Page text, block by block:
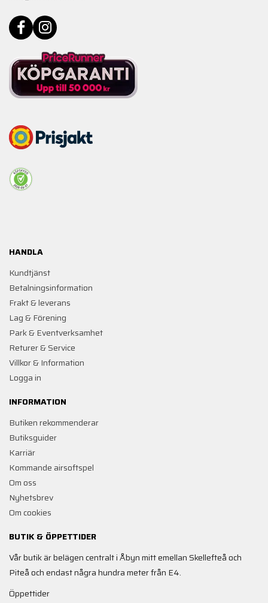
HANDLA
Kundtjänst
Betalningsinformation
Frakt & leverans
Lag & Förening
Park & Eventverksamhet
Returer & Service
Villkor & Information
Logga in
INFORMATION
Butiken rekommenderar
Butiksguider
Karriär
Kommande airsoftspel
Om oss
Nyhetsbrev
Om cookies
BUTIK & ÖPPETTIDER
Vår butik är belägen centralt i Åbyn mitt emellan Skellefteå och
Piteå och endast några hundra meter från E4.
Öppettider